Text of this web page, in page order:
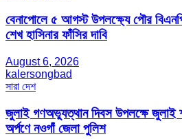
বেনাপোলে ৫ আগস্ট উপলক্ষ্যে পৌর
শেখ হাসিনার ফাঁসির দাবি
August 6, 2026
kalersongbad
সারা দেশ
জুলাই গণঅভ্যুত্থান দিবস উপলক্ষে জুলাই
অর্পণে নওগাঁ জেলা পুলিশ